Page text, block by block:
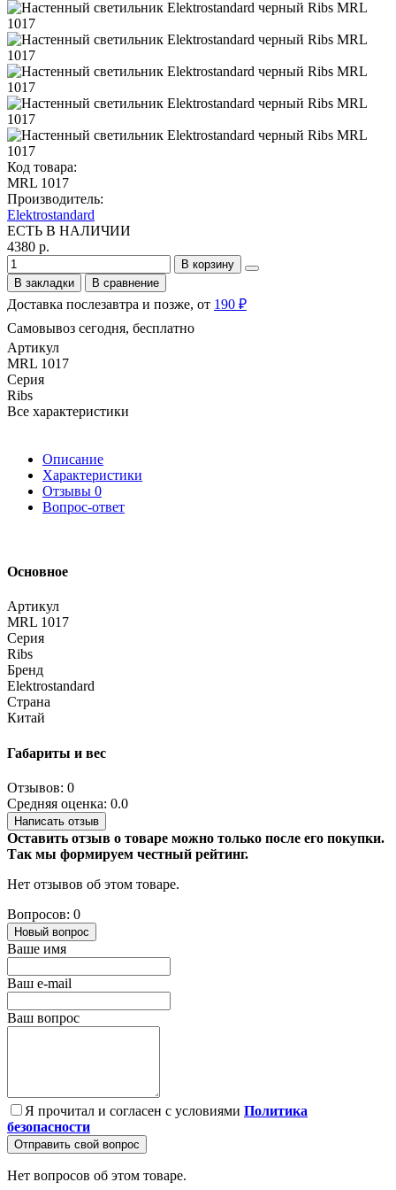
Код товара:
MRL 1017
Производитель:
Elektrostandard
ЕСТЬ В НАЛИЧИИ
4380 р.
В корзину
В закладки
В сравнение
Доставка послезавтра и позже, от 190 ₽
Самовывоз сегодня, бесплатно
Артикул
MRL 1017
Серия
Ribs
Все характеристики
Описание
Характеристики
Отзывы 0
Вопрос-ответ
Основное
Артикул
MRL 1017
Серия
Ribs
Бренд
Elektrostandard
Страна
Китай
Габариты и вес
Отзывов: 0
Средняя оценка: 0.0
Написать отзыв
Оставить отзыв о товаре можно только после его покупки.
Так мы формируем честный рейтинг.
Нет отзывов об этом товаре.
Вопросов: 0
Новый вопрос
Ваше имя
Ваш e-mail
Ваш вопрос
Я прочитал и согласен с условиями Политика
безопасности
Отправить свой вопрос
Нет вопросов об этом товаре.